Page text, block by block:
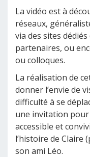
La vidéo est à
réseaux,
via des sites
partenaires, ou
ou colloques.
La réalisation de
donner l’envie de
difficulté à se
une invitation
accessible et
l’histoire de Claire
son ami Léo.